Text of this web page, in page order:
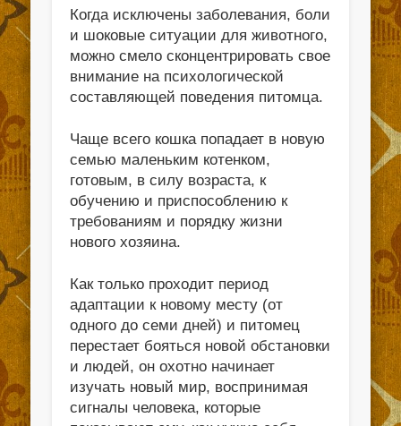
Когда исключены заболевания, боли
и шоковые ситуации для животного,
можно смело сконцентрировать свое
внимание на психологической
составляющей поведения питомца.
Чаще всего кошка попадает в новую
семью маленьким котенком,
готовым, в силу возраста, к
обучению и приспособлению к
требованиям и порядку жизни
нового хозяина.
Как только проходит период
адаптации к новому месту (от
одного до семи дней) и питомец
перестает бояться новой обстановки
и людей, он охотно начинает
изучать новый мир, воспринимая
сигналы человека, которые